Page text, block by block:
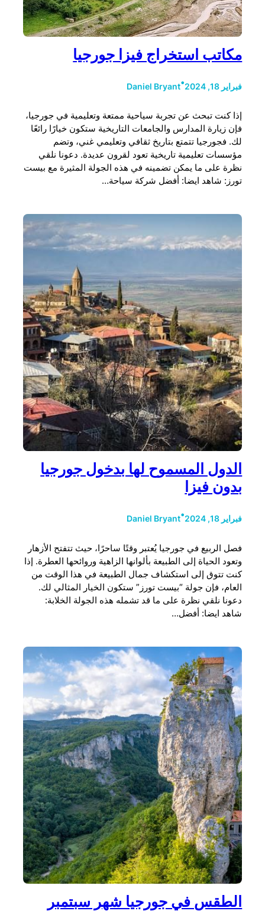
مكاتب استخراج فيزا جورجيا
فبراير 18, 2024 •
Daniel Bryant
إذا كنت تبحث عن تجربة سياحية ممتعة وتعليمية في جورجيا،
فإن زيارة المدارس والجامعات التاريخية ستكون خيارًا رائعًا
لك. فجورجيا تتمتع بتاريخ ثقافي وتعليمي غني، وتضم
مؤسسات تعليمية تاريخية تعود لقرون عديدة. دعونا نلقي
نظرة على ما يمكن تضمينه في هذه الجولة المثيرة مع بيست
تورز: شاهد ايضا: أفضل شركة سياحة…
الدول المسموح لها بدخول جورجيا
بدون فيزا
فبراير 18, 2024 •
Daniel Bryant
فصل الربيع في جورجيا يُعتبر وقتًا ساحرًا، حيث تتفتح الأزهار
وتعود الحياة إلى الطبيعة بألوانها الزاهية وروائحها العطرة. إذا
كنت تتوق إلى استكشاف جمال الطبيعة في هذا الوقت من
العام، فإن جولة “بيست تورز” ستكون الخيار المثالي لك.
دعونا نلقي نظرة على ما قد تشمله هذه الجولة الخلابة:
شاهد ايضا: أفضل…
الطقس في جورجيا شهر سبتمبر